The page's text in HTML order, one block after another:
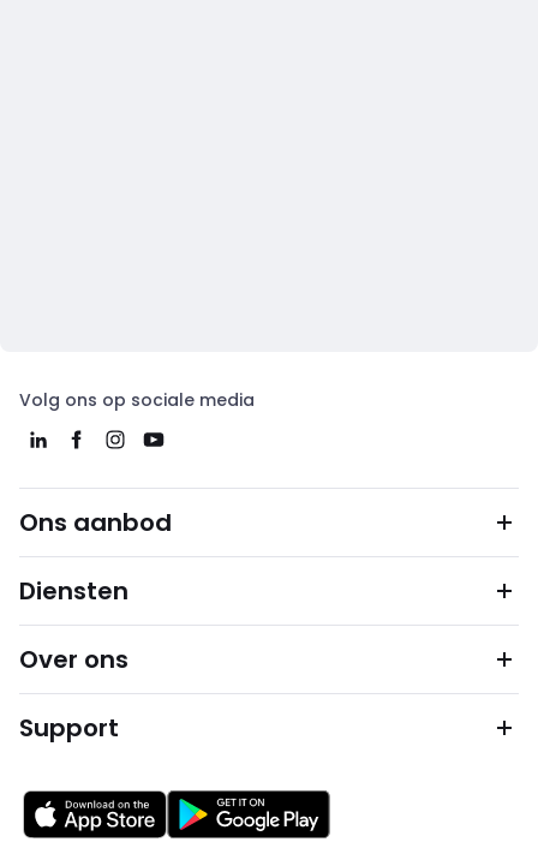
Volg ons op sociale media
Ons aanbod
Diensten
Over ons
Support